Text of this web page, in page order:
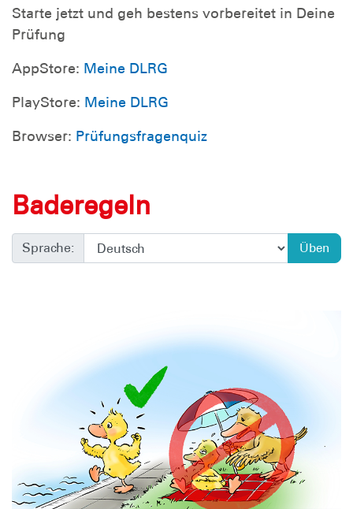
Starte jetzt und geh bestens vorbereitet in Deine
Prüfung
AppStore: Meine DLRG
PlayStore: Meine DLRG
Browser: Prüfungsfragenquiz
Baderegeln
Sprache: Üben